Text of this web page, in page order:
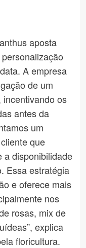
aposta
A empresa
de um
os
antes da
um
que
a disponibilidade
Essa estratégia
e oferece mais
nos
rosas, mix de
explica
floricultura.